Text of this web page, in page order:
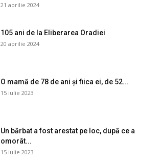
21 aprilie 2024
105 ani de la Eliberarea Oradiei
20 aprilie 2024
O mamă de 78 de ani și fiica ei, de 52...
15 iulie 2023
Un bărbat a fost arestat pe loc, după ce a
omorât...
15 iulie 2023